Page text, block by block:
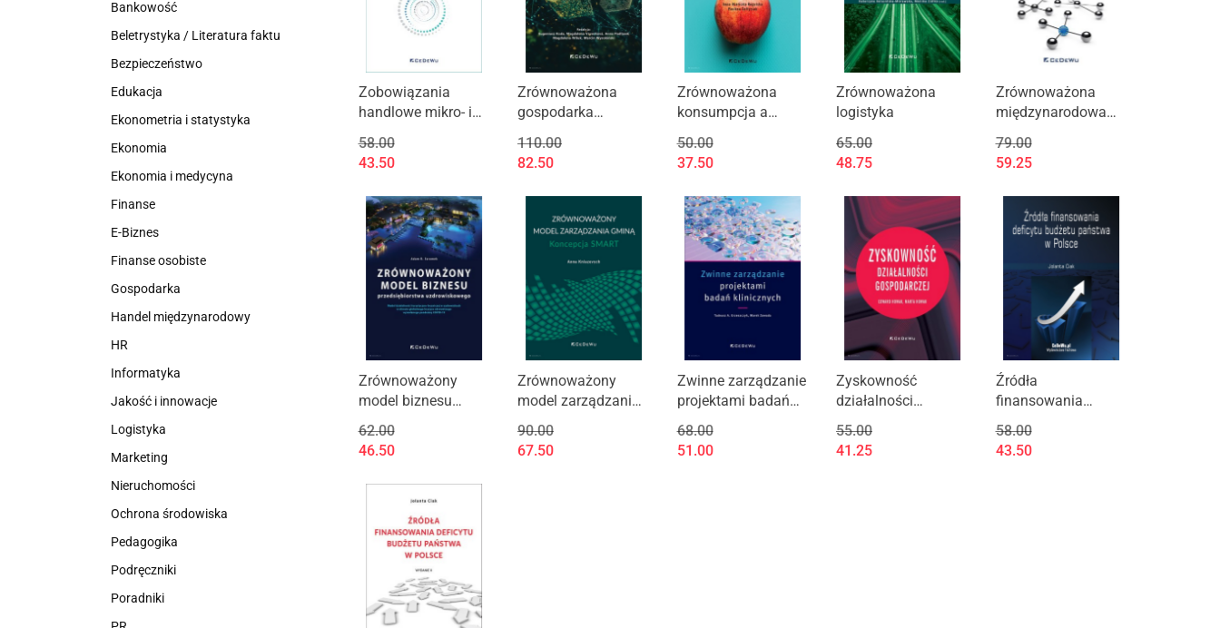
Bankowość
Beletrystyka / Literatura faktu
Bezpieczeństwo
Edukacja
Ekonometria i statystyka
Ekonomia
Ekonomia i medycyna
Finanse
E-Biznes
Finanse osobiste
Gospodarka
Handel międzynarodowy
HR
Informatyka
Jakość i innowacje
Logistyka
Marketing
Nieruchomości
Ochrona środowiska
Pedagogika
Podręczniki
Poradniki
Zobowiązania
handlowe mikro- i
przedsiębiorstw
58.00
43.50
Zrównoważona
gospodarka
technologia i
ekonomia
110.00
82.50
Zrównoważona
konsumpcja a
żywnościowa -
wybrane
instrumenty
ekonomiczne i
regulacyjne
50.00
37.50
Zrównoważona
logistyka
65.00
48.75
Zrównoważona
międzynarodowa
krajów Unii
Europejskiej.
Studium
teoretyczno-
empiryczne
79.00
59.25
Zrównoważony
model biznesu
uzdrowiskowego.
Model działalności
turystyczno-
leczniczej w
uzdrowiskach w
okresie g
62.00
46.50
Zrównoważony
model zarządzania
SMART
90.00
67.50
Zwinne zarządzanie
projektami badań
68.00
51.00
Zyskowność
działalności
55.00
41.25
Źródła
finansowania
państwa w Polsce -
OSTATNI EGZ. -
58.00
43.50